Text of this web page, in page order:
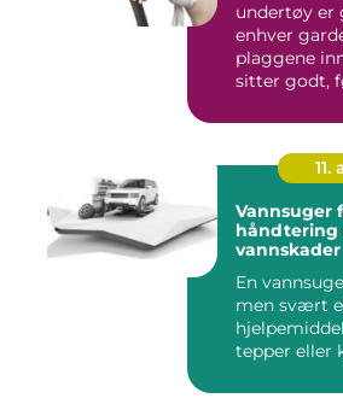
undertøy er
enhver
plaggene
sitter godt,
11.
Vannsuger
håndtering
vannskader
En
men svært
tepper eller